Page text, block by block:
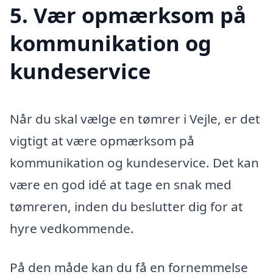
5. Vær opmærksom på
kommunikation og
kundeservice
Når du skal vælge en tømrer i Vejle, er det
vigtigt at være opmærksom på
kommunikation og kundeservice. Det kan
være en god idé at tage en snak med
tømreren, inden du beslutter dig for at
hyre vedkommende.
På den måde kan du få en fornemmelse